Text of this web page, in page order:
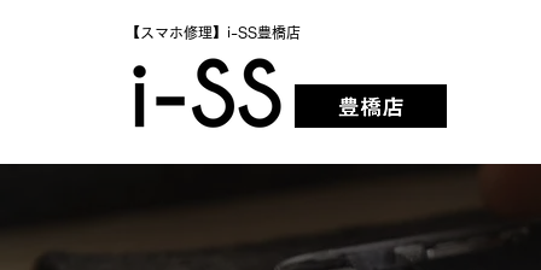
【スマホ修理】i-SS豊橋店